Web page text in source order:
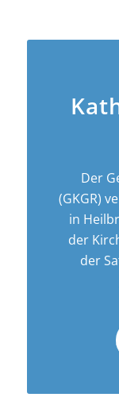
Der
(GKGR)
in
der
der